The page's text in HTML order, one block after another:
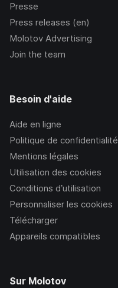
Presse
Press releases (en)
Molotov Advertising
Join the team
Besoin d'aide
Aide en ligne
Politique de confidentialité
Mentions légales
Utilisation des cookies
Conditions d’utilisation
Personnaliser les cookies
Télécharger
Appareils compatibles
Sur Molotov